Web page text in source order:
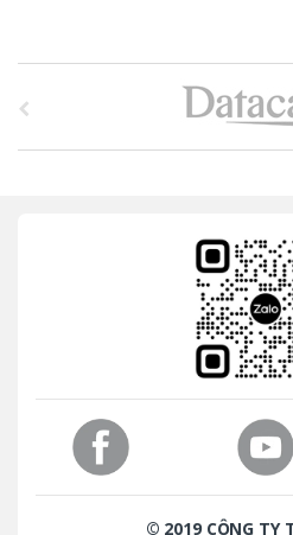
© 2019 CÔNG TY